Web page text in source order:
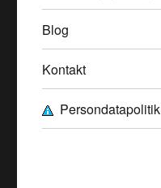
Blog
Kontakt
Persondatapolitik